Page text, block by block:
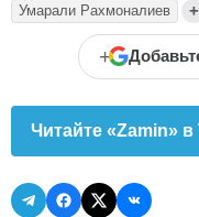
Умарали Рахмоналиев +
+
Читайте «Zamin» в